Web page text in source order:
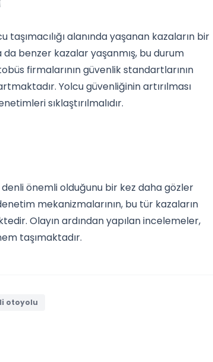
alanında yaşanan kazaların bir
benzer kazalar yaşanmış, bu durum
firmalarının güvenlik standartlarının
Yolcu güvenliğinin artırılması
sıklaştırılmalıdır.
önemli olduğunu bir kez daha gözler
mekanizmalarının, bu tür kazaların
Olayın ardından yapılan incelemeler,
taşımaktadır.
otoyolu